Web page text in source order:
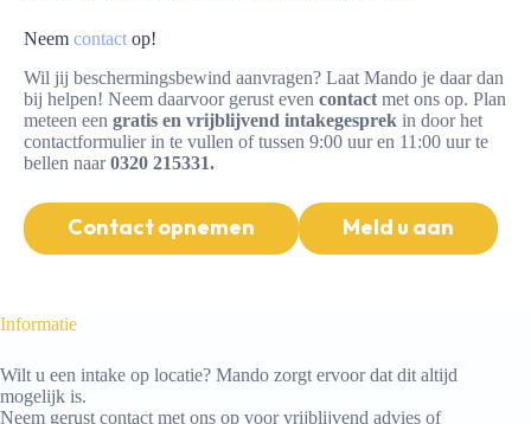
Neem contact op!
Wil jij beschermingsbewind aanvragen? Laat Mando je daar dan
bij helpen! Neem daarvoor gerust even contact met ons op. Plan
meteen een gratis en vrijblijvend intakegesprek in door het
contactformulier in te vullen of tussen 9:00 uur en 11:00 uur te
bellen naar0320 215331.
Contact opnemen Meld u aan
Informatie
Wilt u een intake op locatie? Mando zorgt ervoor dat dit altijd
mogelijk is.
Neem gerust contact met ons op voor vrijblijvend advies of